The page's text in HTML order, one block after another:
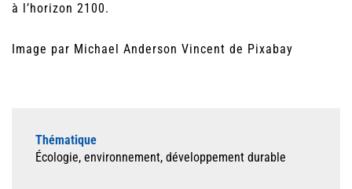
à l’horizon 2100.
Image par Michael Anderson Vincent de Pixabay
Thématique
Écologie, environnement, développement durable